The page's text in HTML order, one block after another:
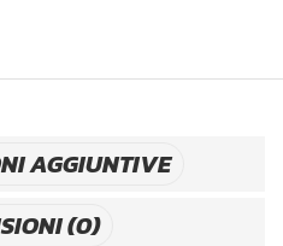
AGGIUNTIVE
(0)